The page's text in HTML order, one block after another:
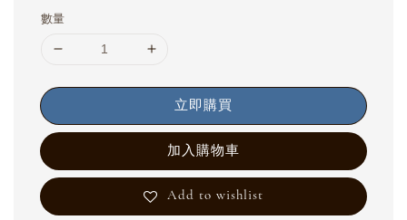
數量
立即購買
加入購物車
Add to wishlist